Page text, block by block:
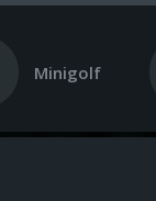
Minigolf